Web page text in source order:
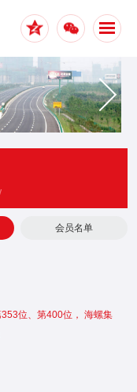
会员名单
353位、第400位， 海螺集